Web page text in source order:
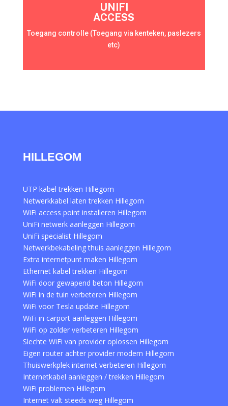
UNIFI
ACCESS
Toegang controlle (Toegang via kenteken, paslezers
etc)
HILLEGOM
UTP kabel trekken Hillegom
Netwerkkabel laten trekken Hillegom
WiFi access point installeren Hillegom
UniFi netwerk aanleggen Hillegom
UniFi specialist Hillegom
Netwerkbekabeling thuis aanleggen Hillegom
Extra internetpunt maken Hillegom
Ethernet kabel trekken Hillegom
WiFi door gewapend beton Hillegom
WiFi in de tuin verbeteren Hillegom
WiFi voor Tesla update Hillegom
WiFi in carport aanleggen Hillegom
WiFi op zolder verbeteren Hillegom
Slechte WiFi van provider oplossen Hillegom
Eigen router achter provider modem Hillegom
Thuiswerkplek internet verbeteren Hillegom
Internetkabel aanleggen / trekken Hillegom
WiFi problemen Hillegom
Internet valt steeds weg Hillegom